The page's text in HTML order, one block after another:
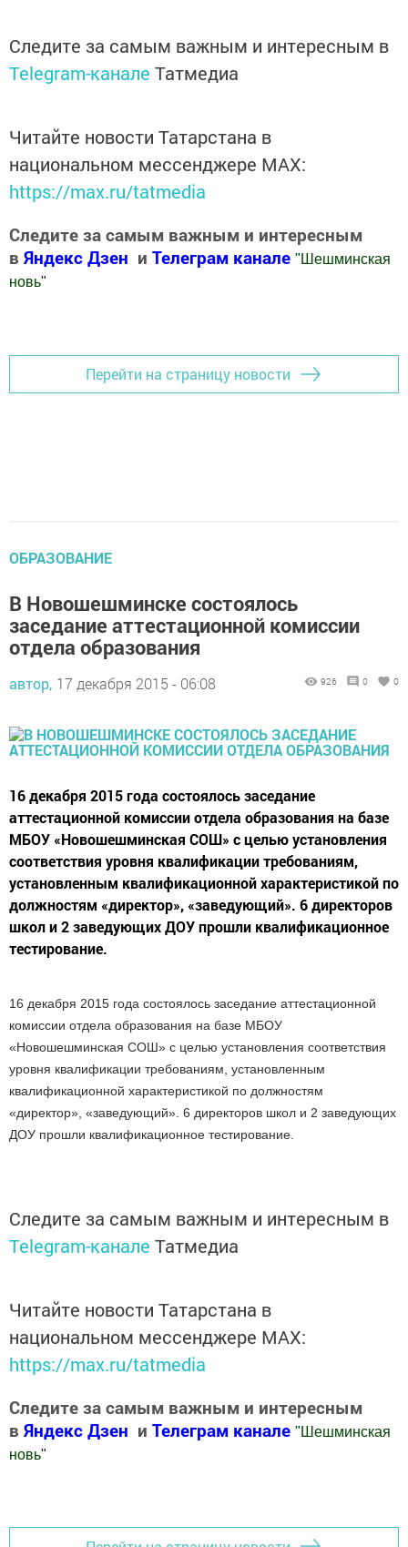
Следите за самым важным и интересным в
Telegram-канале Татмедиа
Читайте новости Татарстана в
национальном мессенджере MАХ:
https://max.ru/tatmedia
Следите за самым важным и интересным
в Яндекс Дзен и Телеграм канале " Шешминская
новь"
Перейти на страницу новости
ОБРАЗОВАНИЕ
В Новошешминске состоялось
заседание аттестационной комиссии
отдела образования
автор, 17 декабря 2015 - 06:08 926 0 0
16 декабря 2015 года состоялось заседание
аттестационной комиссии отдела образования на базе
МБОУ «Новошешминская СОШ» с целью установления
соответствия уровня квалификации требованиям,
установленным квалификационной характеристикой по
должностям «директор», «заведующий». 6 директоров
школ и 2 заведующих ДОУ прошли квалификационное
тестирование.
16 декабря 2015 года состоялось заседание аттестационной
комиссии отдела образования на базе МБОУ
«Новошешминская СОШ» с целью установления соответствия
уровня квалификации требованиям, установленным
квалификационной характеристикой по должностям
«директор», «заведующий». 6 директоров школ и 2 заведующих
ДОУ прошли квалификационное тестирование.
Следите за самым важным и интересным в
Telegram-канале Татмедиа
Читайте новости Татарстана в
национальном мессенджере MАХ:
https://max.ru/tatmedia
Следите за самым важным и интересным
в Яндекс Дзен и Телеграм канале " Шешминская
новь"